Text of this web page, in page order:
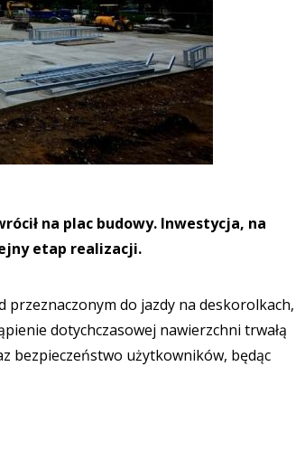
na plac budowy. Inwestycja, na
etap realizacji.
do jazdy na deskorolkach,
dotychczasowej nawierzchni trwałą
bezpieczeństwo użytkowników, będąc